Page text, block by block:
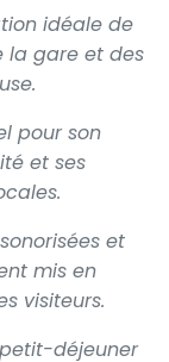
idéale de
la gare et des
pour son
et ses
et
mis en
visiteurs.
déjeuner